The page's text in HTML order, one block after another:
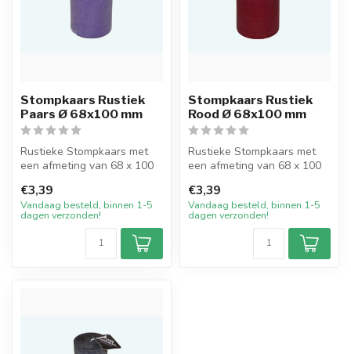
Stompkaars Rustiek
Paars Ø 68x100 mm
Rustieke Stompkaars met
een afmeting van 68 x 100
han...
€3,39
Vandaag besteld, binnen 1-5
dagen verzonden!
Stompkaars Rustiek
Rood Ø 68x100 mm
Rustieke Stompkaars met
een afmeting van 68 x 100
hand...
€3,39
Vandaag besteld, binnen 1-5
dagen verzonden!